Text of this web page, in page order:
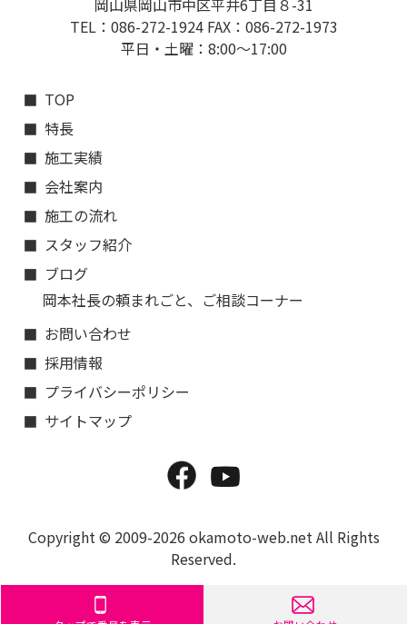
TEL：086-272-1924 FAX：086-272-1973
平日・土曜：8:00〜17:00
TOP
特長
施工実績
会社案内
施工の流れ
スタッフ紹介
ブログ
岡本社長の頼まれごと、ご相談コーナー
お問い合わせ
採用情報
プライバシーポリシー
サイトマップ
Copyright © 2009-2026 okamoto-web.net All Rights
Reserved.